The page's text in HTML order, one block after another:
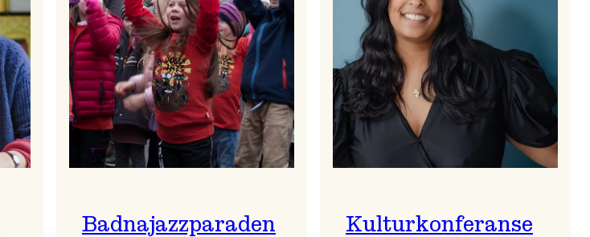
Badnajazzparaden
Kulturkonferanse